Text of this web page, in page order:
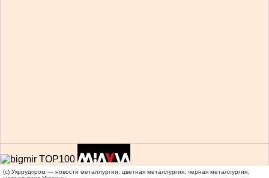
(c) Укррудпром — новости металлургии: цветная металлургия, черная металлургия,